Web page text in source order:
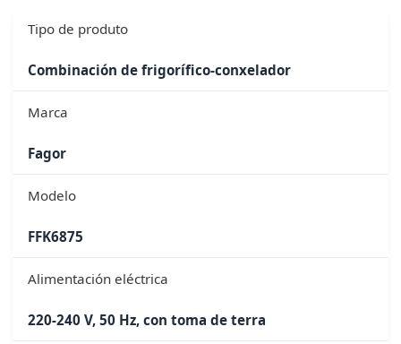
Tipo de produto
Combinación de frigorífico-conxelador
Marca
Fagor
Modelo
FFK6875
Alimentación eléctrica
220-240 V, 50 Hz, con toma de terra